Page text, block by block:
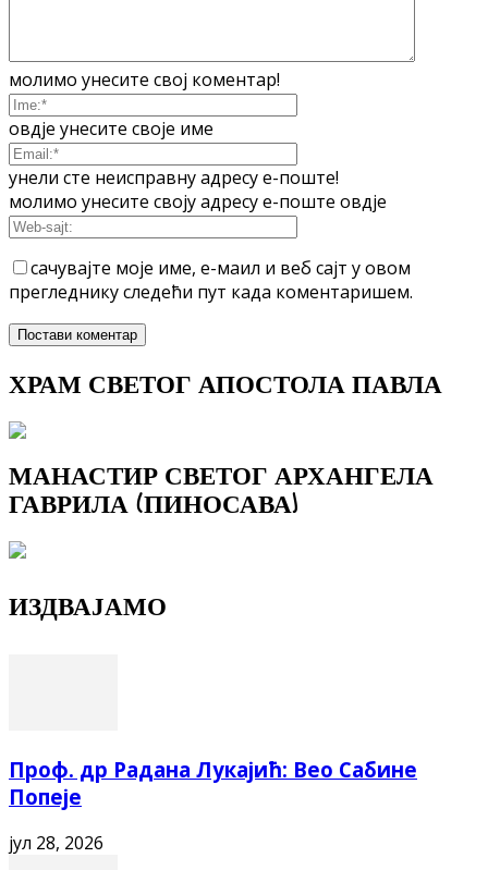
молимо унесите свој коментар!
овдје унесите своје име
унели сте неисправну адресу е-поште!
молимо унесите своју адресу е-поште овдје
сачувајте моје име, е-маил и веб сајт у овом
прегледнику следећи пут када коментаришем.
ХРАМ СВЕТОГ АПОСТОЛА ПАВЛА
МАНАСТИР СВЕТОГ АРХАНГЕЛА
ГАВРИЛА (ПИНОСАВА)
ИЗДВАЈАМО
Проф. др Радана Лукајић: Вео Сабине
Попеје
јул 28, 2026